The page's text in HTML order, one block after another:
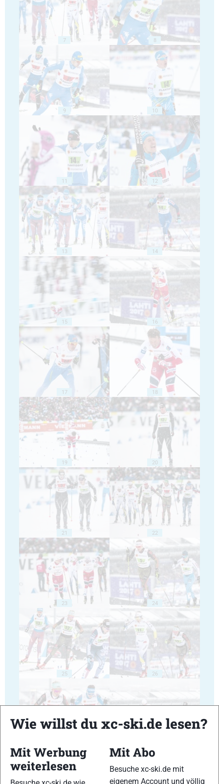
7 8
9 10
11 12
13 14
15 16
17 18
19 20
21 22
23 24
25 26
Wie willst du xc-ski.de lesen?
Mit Werbung
weiterlesen
Mit Abo
Besuche xc-ski.de mit
eigenem Account und völlig